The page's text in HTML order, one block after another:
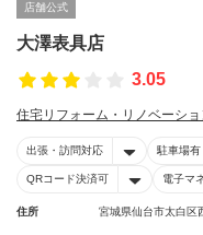
店舗公式
大澤表具店
3.05
住宅リフォーム・リノベーショ
出張・訪問対応 駐車場有
QRコード決済可 電子マ
住所 宮城県仙台市太白区